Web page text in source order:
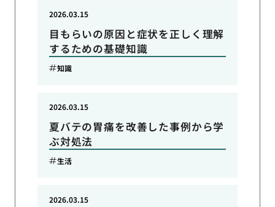
目もらいの原因と症状を正しく理解
するための基礎知識
2026.03.15
知識
夏バテの胃痛を改善した事例から学
ぶ対処法
2026.03.15
生活
2026.03.15